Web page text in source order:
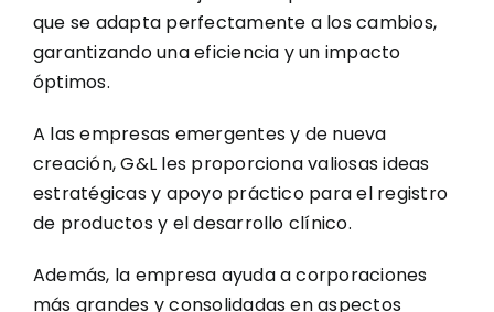
que se adapta perfectamente a los cambios,
garantizando una eficiencia y un impacto
óptimos.
A las empresas emergentes y de nueva
creación, G&L les proporciona valiosas ideas
estratégicas y apoyo práctico para el registro
de productos y el desarrollo clínico.
Además, la empresa ayuda a corporaciones
más grandes y consolidadas en aspectos